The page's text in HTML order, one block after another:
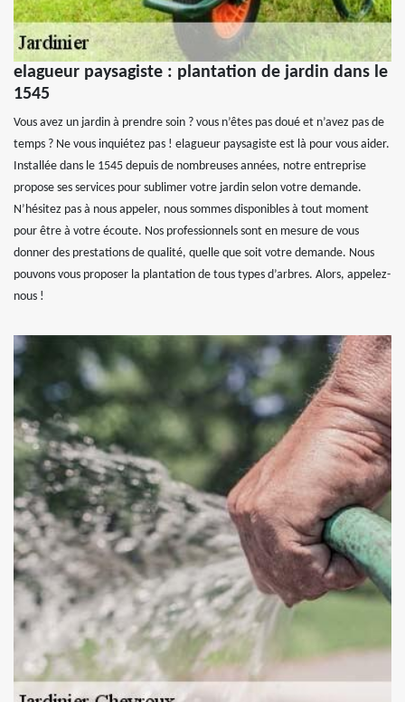
elagueur paysagiste : plantation de jardin dans le
1545
Vous avez un jardin à prendre soin ? vous n’êtes pas doué et n’avez pas de
temps ? Ne vous inquiétez pas ! elagueur paysagiste est là pour vous aider.
Installée dans le 1545 depuis de nombreuses années, notre entreprise
propose ses services pour sublimer votre jardin selon votre demande.
N’hésitez pas à nous appeler, nous sommes disponibles à tout moment
pour être à votre écoute. Nos professionnels sont en mesure de vous
donner des prestations de qualité, quelle que soit votre demande. Nous
pouvons vous proposer la plantation de tous types d’arbres. Alors, appelez-
nous !